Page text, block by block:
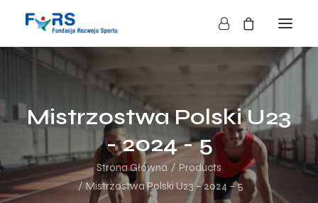
O NAS
O FUNDACJI
DZIAŁALNOŚĆ
BLOG
KONTAKT
Mistrzostwa Polski U23
- 2024 - 5
Strona Główna
Products
Mistrzostwa Polski U23 – 2024 – 5